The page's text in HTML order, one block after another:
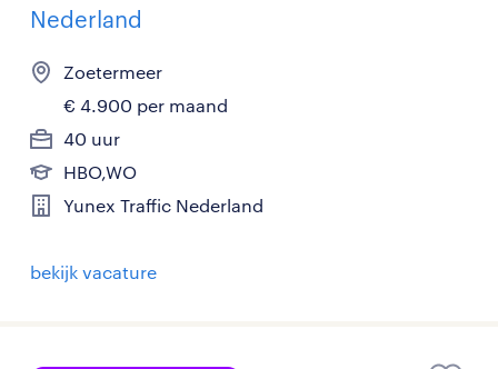
Nederland
Zoetermeer
€ 4.900 per maand
40 uur
HBO,WO
Yunex Traffic Nederland
bekijk vacature